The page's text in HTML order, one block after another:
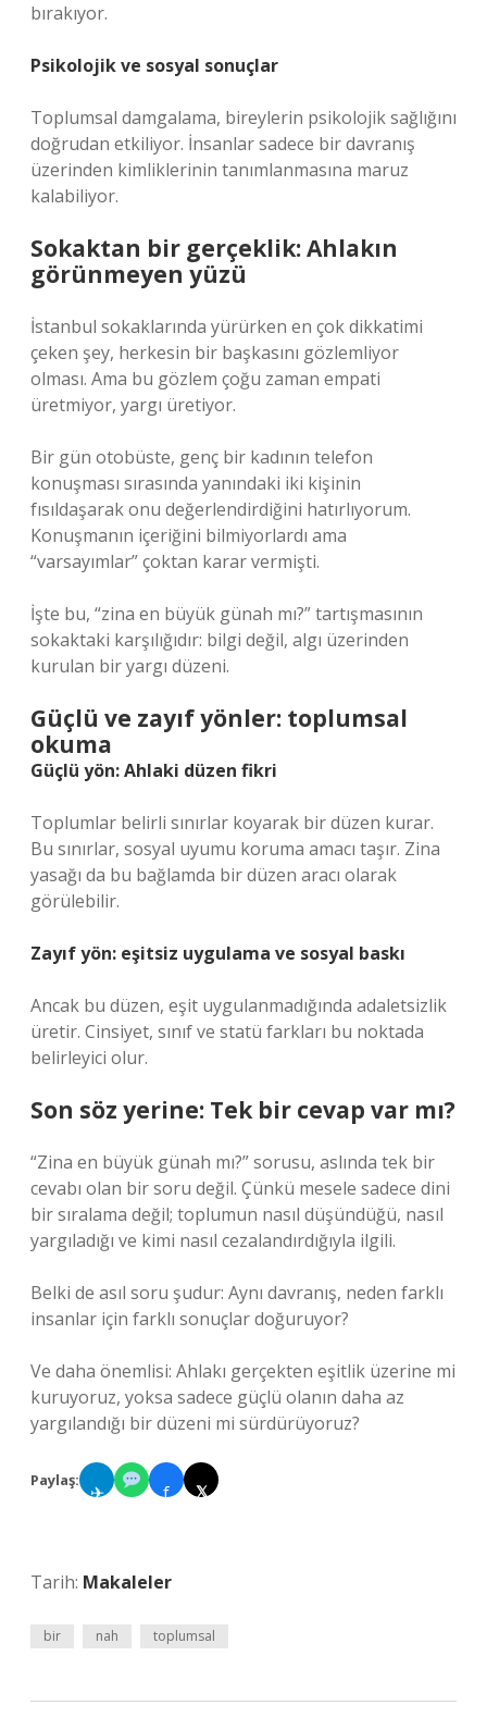
bırakıyor.
Psikolojik ve sosyal sonuçlar
Toplumsal damgalama, bireylerin psikolojik sağlığını
doğrudan etkiliyor. İnsanlar sadece bir davranış
üzerinden kimliklerinin tanımlanmasına maruz
kalabiliyor.
Sokaktan bir gerçeklik: Ahlakın
görünmeyen yüzü
İstanbul sokaklarında yürürken en çok dikkatimi
çeken şey, herkesin bir başkasını gözlemliyor
olması. Ama bu gözlem çoğu zaman empati
üretmiyor, yargı üretiyor.
Bir gün otobüste, genç bir kadının telefon
konuşması sırasında yanındaki iki kişinin
fısıldaşarak onu değerlendirdiğini hatırlıyorum.
Konuşmanın içeriğini bilmiyorlardı ama
“varsayımlar” çoktan karar vermişti.
İşte bu, “zina en büyük günah mı?” tartışmasının
sokaktaki karşılığıdır: bilgi değil, algı üzerinden
kurulan bir yargı düzeni.
Güçlü ve zayıf yönler: toplumsal
okuma
Güçlü yön: Ahlaki düzen fikri
Toplumlar belirli sınırlar koyarak bir düzen kurar.
Bu sınırlar, sosyal uyumu koruma amacı taşır. Zina
yasağı da bu bağlamda bir düzen aracı olarak
görülebilir.
Zayıf yön: eşitsiz uygulama ve sosyal baskı
Ancak bu düzen, eşit uygulanmadığında adaletsizlik
üretir. Cinsiyet, sınıf ve statü farkları bu noktada
belirleyici olur.
Son söz yerine: Tek bir cevap var mı?
“Zina en büyük günah mı?” sorusu, aslında tek bir
cevabı olan bir soru değil. Çünkü mesele sadece dini
bir sıralama değil; toplumun nasıl düşündüğü, nasıl
yargıladığı ve kimi nasıl cezalandırdığıyla ilgili.
Belki de asıl soru şudur: Aynı davranış, neden farklı
insanlar için farklı sonuçlar doğuruyor?
Ve daha önemlisi: Ahlakı gerçekten eşitlik üzerine mi
kuruyoruz, yoksa sadece güçlü olanın daha az
yargılandığı bir düzeni mi sürdürüyoruz?
Paylaş:
✈ f 𝕏
Tarih: Makaleler
bir nah toplumsal